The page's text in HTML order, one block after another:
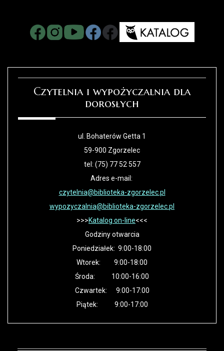
Czytelnia i wypożyczalnia dla
dorosłych
ul. Bohaterów Getta 1
59-900 Zgorzelec
tel: (75) 77 52 557
Adres e-mail:
czytelnia@biblioteka-zgorzelec.pl
wypozyczalnia@biblioteka-zgorzelec.pl
>>>Katalog on-line<<<
Godziny otwarcia
Poniedziałek: 9:00-18:00
Wtorek: 9:00-18:00
Środa: 10:00-16:00
Czwartek: 9:00-17:00
Piątek: 9:00-17:00